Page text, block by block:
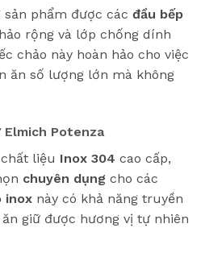
phẩm được các đầu bếp
rộng và lớp chống dính
chảo này hoàn hảo cho việc
ăn số lượng lớn mà không
Elmich Potenza
liệu Inox 304 cao cấp,
chuyên dụng cho các
inox này có khả năng truyền
giữ được hương vị tự nhiên